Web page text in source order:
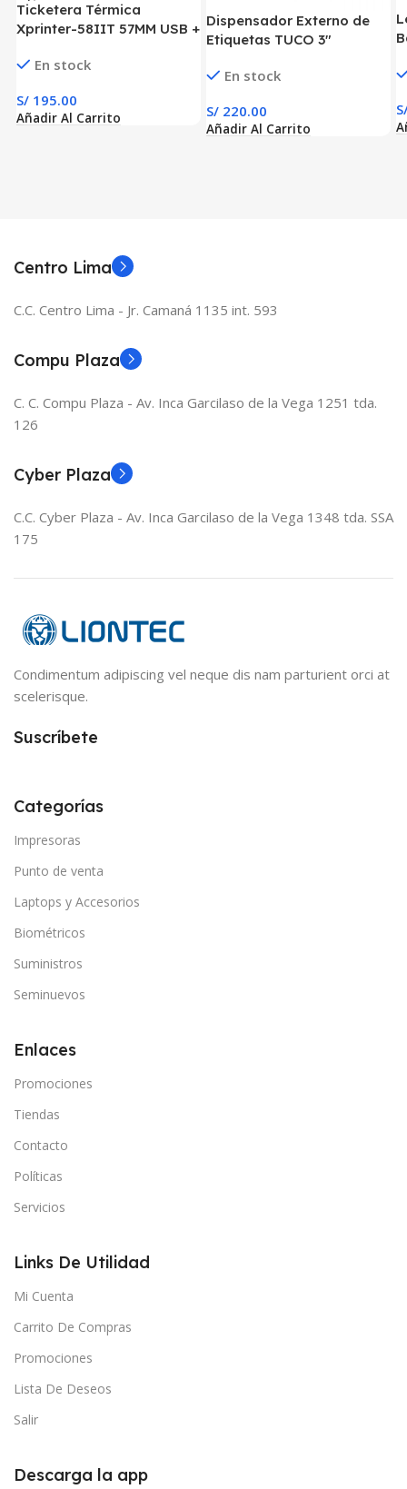
Ticketera Térmica
Xprinter-58IIT 57MM USB +
En stock
S/ 195.00
Añadir Al Carrito
Dispensador Externo de
Etiquetas TUCO 3″
En stock
S/ 220.00
Añadir Al Carrito
Centro Lima
C.C. Centro Lima - Jr. Camaná 1135 int. 593
Compu Plaza
C. C. Compu Plaza - Av. Inca Garcilaso de la Vega 1251 tda.
126
Cyber Plaza
C.C. Cyber Plaza - Av. Inca Garcilaso de la Vega 1348 tda. SSA
175
Condimentum adipiscing vel neque dis nam parturient orci at
scelerisque.
Suscríbete
Categorías
Impresoras
Punto de venta
Laptops y Accesorios
Biométricos
Suministros
Seminuevos
Enlaces
Promociones
Tiendas
Contacto
Políticas
Servicios
Links De Utilidad
Mi Cuenta
Carrito De Compras
Promociones
Lista De Deseos
Salir
Descarga la app